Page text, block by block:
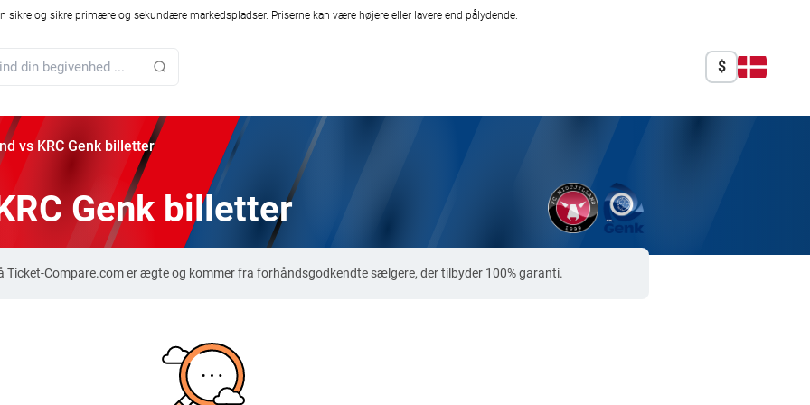
sikre og sikre primære og sekundære markedspladser. Priserne kan være højere eller lavere end pålydende.
$
vs KRC Genk billetter
Genk billetter
Ticket-Compare.com er ægte og kommer fra forhåndsgodkendte sælgere, der tilbyder 100% garanti.